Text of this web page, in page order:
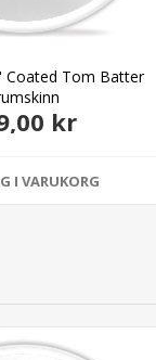
Coated Tom Batter
kr
I VARUKORG